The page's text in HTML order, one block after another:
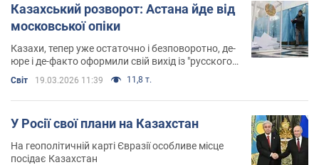
Казахський розворот: Астана йде від
московської опіки
Казахи, тепер уже остаточно і безповоротно, де-
юре і де-факто оформили свій вихід із "русского
міра"
Світ 19.03.2026 11:39 11,8 т.
У Росії свої плани на Казахстан
На геополітичній карті Євразії особливе місце
посідає Казахстан